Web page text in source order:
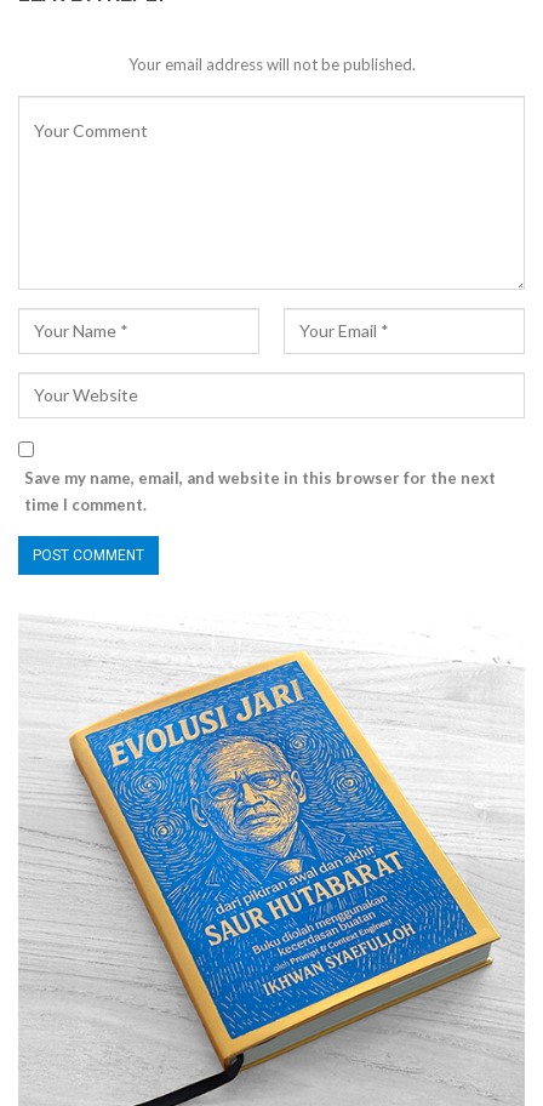
Your email address will not be published.
Save my name, email, and website in this browser for the next
time I comment.